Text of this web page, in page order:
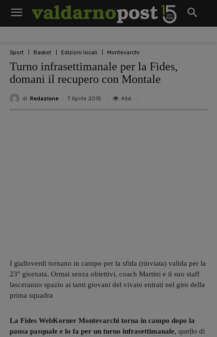
Sport Basket Edizioni locali Montevarchi
Turno infrasettimanale per la Fides,
domani il recupero con Montale
di Redazione 7 Aprile 2015 466
I gialloverdi tornano in campo per la sfida (rinviata) valida per la
23° giornata. Ormai senza obiettivi, coach Martini e il suo staff
lasceranno spazio ai tanti giovani del vivaio entrati nel giro della
prima squadra
La Fides WebKorner Montevarchi torna in campo dopo la
pausa pasquale e lo fa per un turno infrasettimanale, quello di